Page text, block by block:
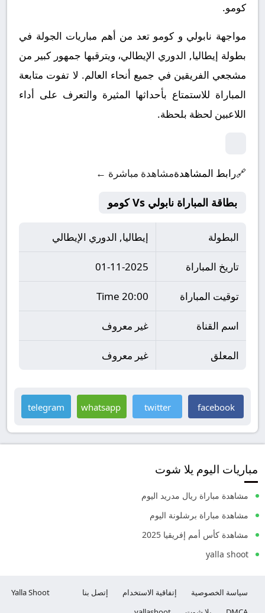
كومو.
مواجهة نابولي و كومو تعد من أهم مباريات الجولة في
بطولة إيطاليا, الدوري الإيطالي، ويترقبها جمهور كبير من
مشجعي الفريقين في جميع أنحاء العالم. لا تفوت متابعة
المباراة للاستمتاع بأحداثها المثيرة والتعرف على أداء
اللاعبين لحظة بلحظة.
🔗رابط المشاهدةمشاهدة مباشرة ←
بطاقة المباراة نابولي Vs كومو
البطولة إيطاليا, الدوري الإيطالي
تاريخ المباراة 01-11-2025
توقيت المباراة 20:00 Time
اسم القناة غير معروف
المعلق غير معروف
facebook
twitter
whatsapp
telegram
مباريات اليوم يلا شوت
مشاهدة مباراة ريال مدريد اليوم
مشاهدة مباراة برشلونة اليوم
مشاهدة كأس أمم إفريقيا 2025
yalla shoot
Yalla Shoot سياسة الخصوصية إتفاقية الاستخدام
إتصل بنا